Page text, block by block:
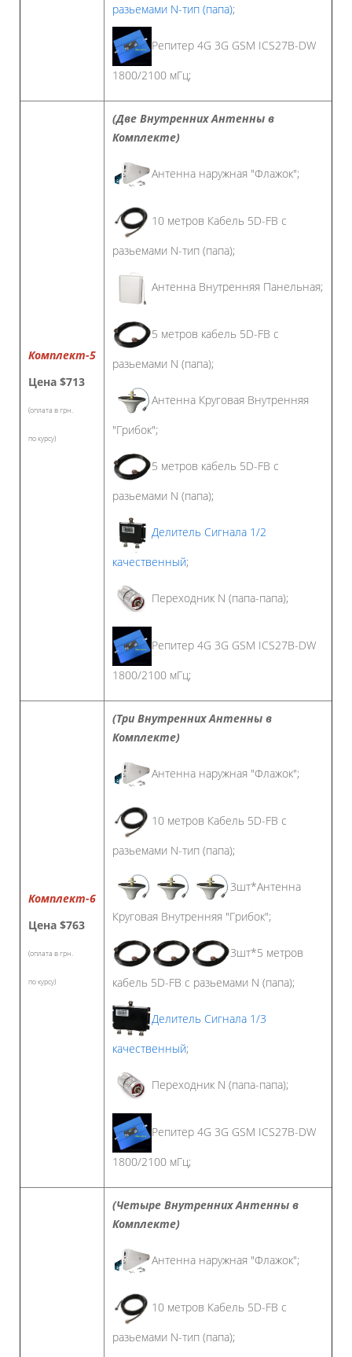
разьемами N-тип (папа);
Репитер 4G 3G GSM ICS27B-DW
1800/2100 мГц;
Комплект-5
Цена $713
(оплата в грн.
по курсу)
(Две Внутренних Антенны в
Комплекте)
Антенна наружная "Флажок";
10 метров Кабель 5D-FB с
разьемами N-тип (папа);
Антенна Внутренняя Панельная;
5 метров кабель 5D-FB с
разьемами N (папа);
Антенна Круговая Внутренняя
"Грибок";
5 метров кабель 5D-FB с
разьемами N (папа);
Делитель Сигнала 1/2
качественный;
Переходник N (папа-папа);
Репитер 4G 3G GSM ICS27B-DW
1800/2100 мГц;
Комплект-6
Цена $763
(оплата в грн.
по курсу)
(Три Внутренних Антенны в
Комплекте)
Антенна наружная "Флажок";
10 метров Кабель 5D-FB с
разьемами N-тип (папа);
3шт*Антенна
Круговая Внутренняя "Грибок";
3шт*5 метров
кабель 5D-FB с разьемами N (папа);
Делитель Сигнала 1/3
качественный;
Переходник N (папа-папа);
Репитер 4G 3G GSM ICS27B-DW
1800/2100 мГц;
(Четыре Внутренних Антенны в
Комплекте)
Антенна наружная "Флажок";
10 метров Кабель 5D-FB с
разьемами N-тип (папа);